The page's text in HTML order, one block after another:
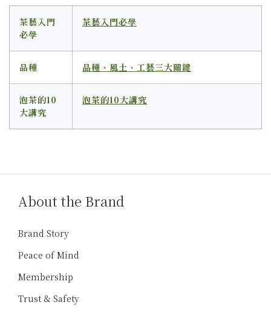
茶藝入門
必學
茶藝入門必學
品種 品種、風土、工藝三大關鍵
泡茶的10
大講究
泡茶的10大講究
About the Brand
Brand Story
Peace of Mind
Membership
Trust & Safety